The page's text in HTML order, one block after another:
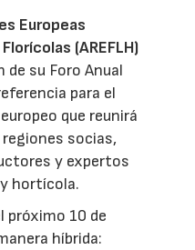
Europeas
(AREFLH)
de su Foro Anual
para el
que reunirá
socias,
y expertos
hortícola.
próximo 10 de
híbrida: